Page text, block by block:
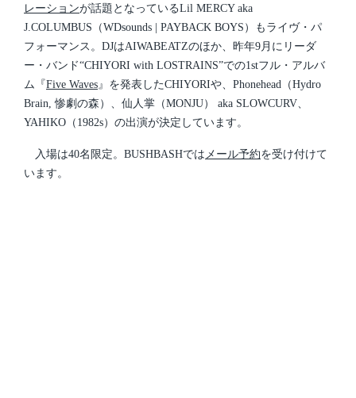
レーションが話題となっているLil MERCY aka
J.COLUMBUS（WDsounds | PAYBACK BOYS）もライヴ・パ
フォーマンス。DJはAIWABEATZのほか、昨年9月にリーダ
ー・バンド“CHIYORI with LOSTRAINS”での1stフル・アルバ
ム『Five Waves』を発表したCHIYORIや、Phonehead（Hydro
Brain, 惨劇の森）、仙人掌（MONJU） aka SLOWCURV、
YAHIKO（1982s）の出演が決定しています。
入場は40名限定。BUSHBASHでは メール予約を受け付けて
います。